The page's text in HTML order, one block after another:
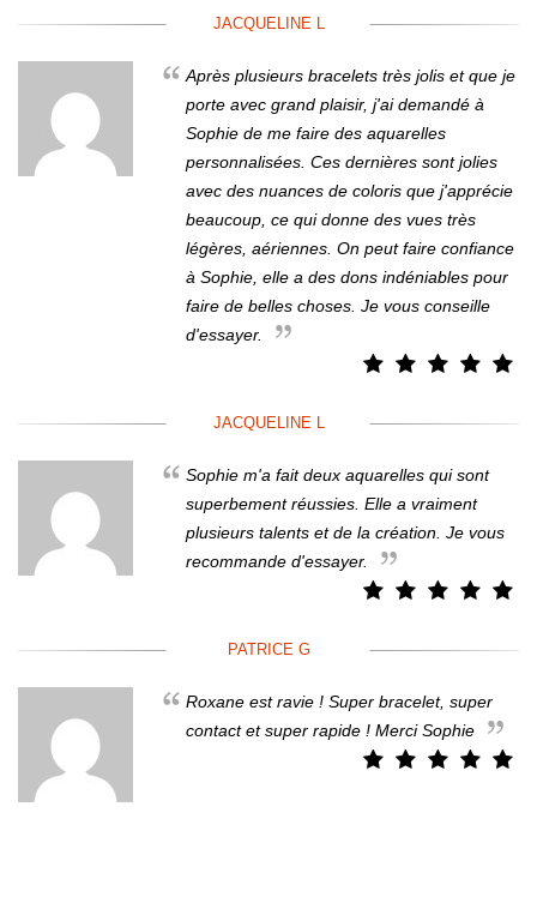
JACQUELINE L
Après plusieurs bracelets très jolis et que je
porte avec grand plaisir, j'ai demandé à
Sophie de me faire des aquarelles
personnalisées. Ces dernières sont jolies
avec des nuances de coloris que j'apprécie
beaucoup, ce qui donne des vues très
légères, aériennes. On peut faire confiance
à Sophie, elle a des dons indéniables pour
faire de belles choses. Je vous conseille
d'essayer.
JACQUELINE L
Sophie m'a fait deux aquarelles qui sont
superbement réussies. Elle a vraiment
plusieurs talents et de la création. Je vous
recommande d'essayer.
PATRICE G
Roxane est ravie ! Super bracelet, super
contact et super rapide ! Merci Sophie